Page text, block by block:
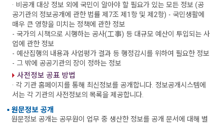
· 비공개 대상 정보 외에 국민이 알아야 할 필요가 있는 모든 정보 (공
공기관의 정보공개에 관한 법률 제7조 제1항 및 제2항) - 국민생활에
매우 큰 영향을 미치는 정책에 관한 정보
- 국가의 시책으로 시행하는 공사(工事) 등 대규모 예산이 투입되는 사
업에 관한 정보
- 예산집행의 내용과 사업평가 결과 등 행정감시를 위하여 필요한 정보
- 그 밖에 공공기관의 장이 정하는 정보
사전정보 공표 방법
· 각 기관 홈페이지를 통해 최신정보를 공개합니다. 정보공개시스템에
서는 각 기관의 사전정보의 목록을 제공합니다.
원문정보 공개
원문정보 공개는 공무원이 업무 중 생산한 정보를 공개 문서에 대해 별